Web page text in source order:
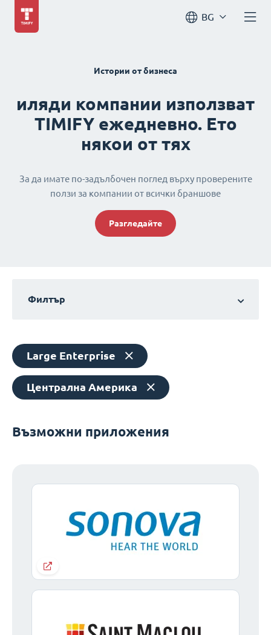
BG
Истории от бизнеса
иляди компании използват
TIMIFY ежедневно. Ето
някои от тях
За да имате по-задълбочен поглед върху проверените
ползи за компании от всички браншове
Разгледайте
Филтър
Large Enterprise
Централна Америка
Възможни приложения